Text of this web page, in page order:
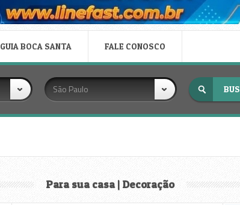
GUIA BOCA SANTA FALE CONOSCO
São Paulo
Para sua casa | Decoração